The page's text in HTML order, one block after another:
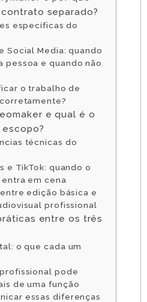
separado?
específicas do
Social Media: quando
pessoa e quando não
o trabalho de
e qual é o
técnicas do
e TikTok: quando o
em cena
edição básica e
profissional
entre os três
o que cada um
pode
de uma função
essas diferenças